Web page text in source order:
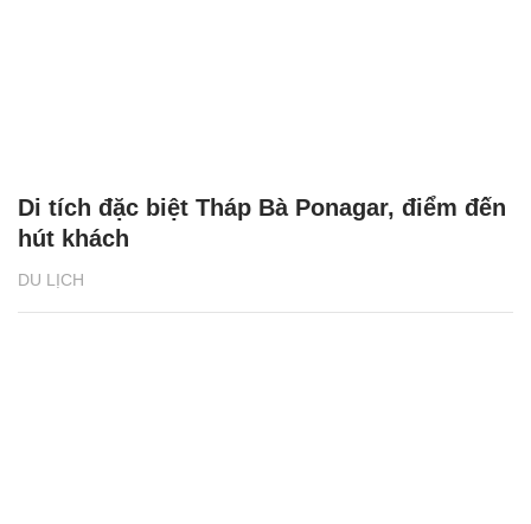
DU LỊCH
Di tích đặc biệt Tháp Bà Ponagar, điểm đến
hút khách